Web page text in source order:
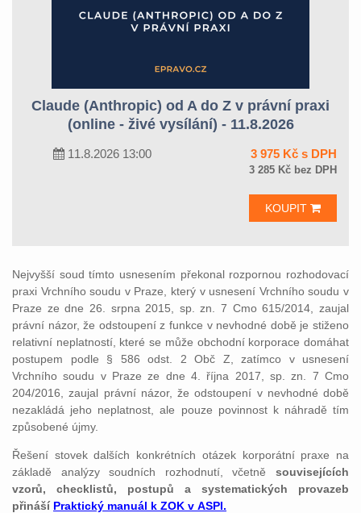
Claude (Anthropic) od A do Z v právní praxi
(online - živé vysílání) - 11.8.2026
11.8.2026 13:00 3 975 Kč s DPH
3 285 Kč bez DPH
KOUPIT
Nejvyšší soud tímto usnesením překonal rozpornou rozhodovací
praxi Vrchního soudu v Praze, který v usnesení Vrchního soudu v
Praze ze dne 26. srpna 2015, sp. zn. 7 Cmo 615/2014, zaujal
právní názor, že odstoupení z funkce v nevhodné době je stiženo
relativní neplatností, které se může obchodní korporace domáhat
postupem podle § 586 odst. 2 Obč Z, zatímco v usnesení
Vrchního soudu v Praze ze dne 4. října 2017, sp. zn. 7 Cmo
204/2016, zaujal právní názor, že odstoupení v nevhodné době
nezakládá jeho neplatnost, ale pouze povinnost k náhradě tím
způsobené újmy.
Řešení stovek dalších konkrétních otázek korporátní praxe na
základě analýzy soudních rozhodnutí, včetně souvisejících
vzorů, checklistů, postupů a systematických provazeb
přináší Praktický manuál k ZOK v ASPI.